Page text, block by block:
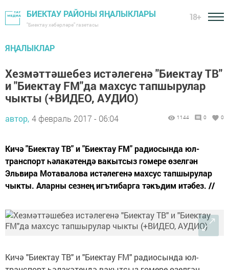
БИЕКТАУ РАЙОНЫ ЯҢАЛЫКЛАРЫ
"Биектау хәбәрләре" газетасы
18+
ЯҢАЛЫКЛАР
Хезмәттәшебез истәлегенә "Биектау ТВ"
и "Биектау FM"да махсус тапшырулар
чыкты (+ВИДЕО, АУДИО)
автор, 4 февраль 2017 - 06:04 1144 0 0
Кичә "Биектау ТВ" и "Биектау FM" радиосында юл-
транспорт һәлакәтендә вакытсыз гомере өзелгән
Эльвира Мотавалова истәлегенә махсус тапшырулар
чыкты. Аларны сезнең игътибарга тәкъдим итәбез. //
Кичә "Биектау ТВ" и "Биектау FM" радиосында юл-